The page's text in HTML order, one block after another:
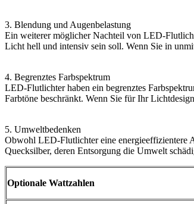
3. Blendung und Augenbelastung
Ein weiterer möglicher Nachteil von LED-
Licht hell und intensiv sein soll. Wenn Sie in
4. Begrenztes Farbspektrum
LED-Flutlichter haben ein begrenztes
Farbtöne beschränkt. Wenn Sie für Ihr
5. Umweltbedenken
Obwohl LED-Flutlichter eine energieeffizientere
Quecksilber, deren Entsorgung die Umwelt
Optionale Wattzahlen